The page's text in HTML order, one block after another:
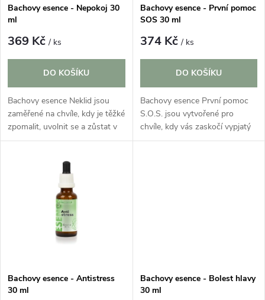
p
r
d
u
p
r
o
d
u
Bachovy esence - Nepokoj 30
ml
369 Kč/ ks
DO KOŠÍKU
Bachovy esence Neklid jsou
zaměřené na chvíle, kdy je těžké
zpomalit, uvolnit se a zůstat v
klidnějším vnitřním nastavení.
potřebou větší rovnováhy,...
Bachovy esence - První pomoc
SOS 30 ml
374 Kč/ ks
DO KOŠÍKU
Bachovy esence První pomoc
S.O.S. jsou vytvořené pro
chvíle, kdy vás zaskočí vypjatý
okamžik a je těžké udržet
Bachovy esence - Antistress
30 ml
Bachovy esence - Bolest hlavy
30 ml